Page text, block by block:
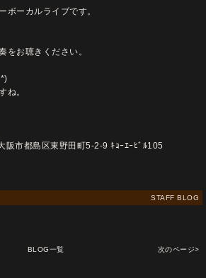
ボーカルライブです。
をお聴きください。
ね。
市都島区東野田町5-2-9 ｷｮｰｴｰﾋﾞﾙ105
STAFF BLOG
BLOG一覧 次のページ>